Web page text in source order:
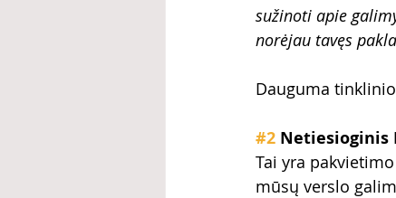
sužinoti apie
norėjau tavęs
Dauguma
#2 Netiesioginis
Tai yra
mūsų verslo